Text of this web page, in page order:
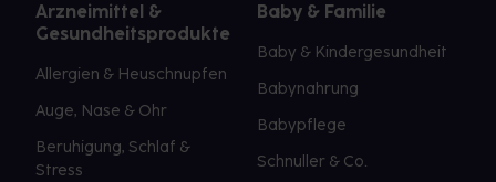
Arzneimittel &
Gesundheitsprodukte
Allergien & Heuschnupfen
Auge, Nase & Ohr
Beruhigung, Schlaf &
Stress
Baby & Familie
Baby & Kindergesundheit
Babynahrung
Babypflege
Schnuller & Co.